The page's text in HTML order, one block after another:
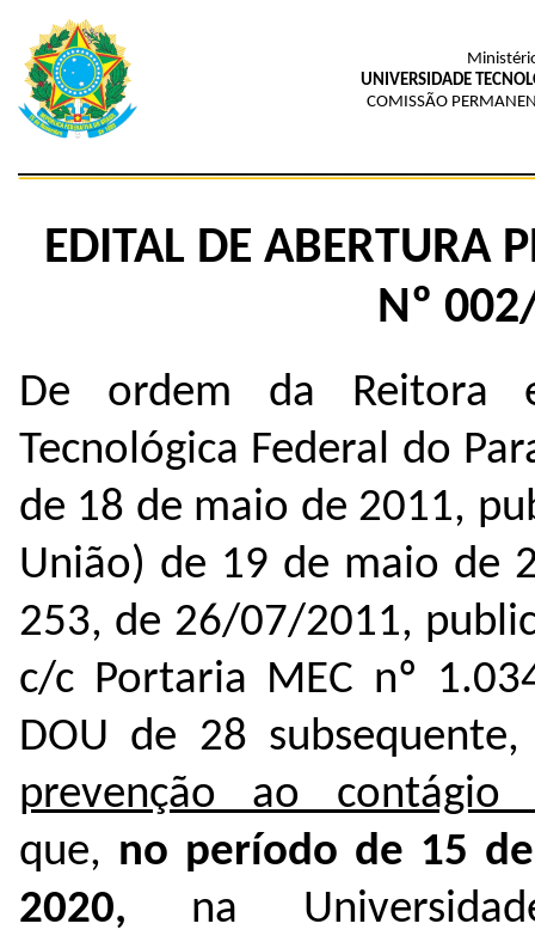
UNIVERSIDADE
COMISSÃO
EDITAL DE ABERTURA
Nº
De ordem da Reitora
Tecnológica Federal do
de 18 de maio de 2011,
União) de 19 de maio de
253, de 26/07/2011,
c/c Portaria MEC nº
DOU de 28
prevenção ao contágio
que, no período de 15
2020, na